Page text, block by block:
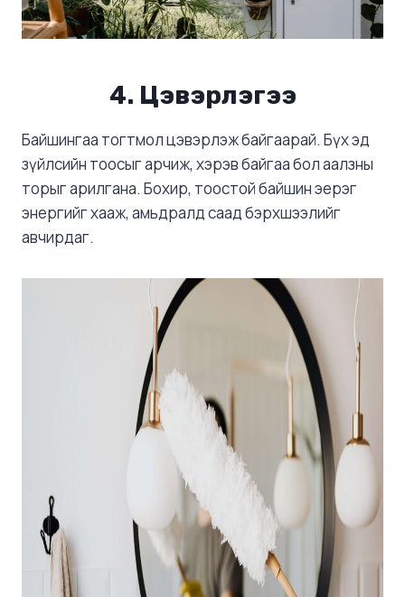
4. Цэвэрлэгээ
Байшингаа тогтмол цэвэрлэж байгаарай. Бүх эд
зүйлсийн тоосыг арчиж, хэрэв байгаа бол аалзны
торыг арилгана. Бохир, тоостой байшин эерэг
энергийг хааж, амьдралд саад бэрхшээлийг
авчирдаг.